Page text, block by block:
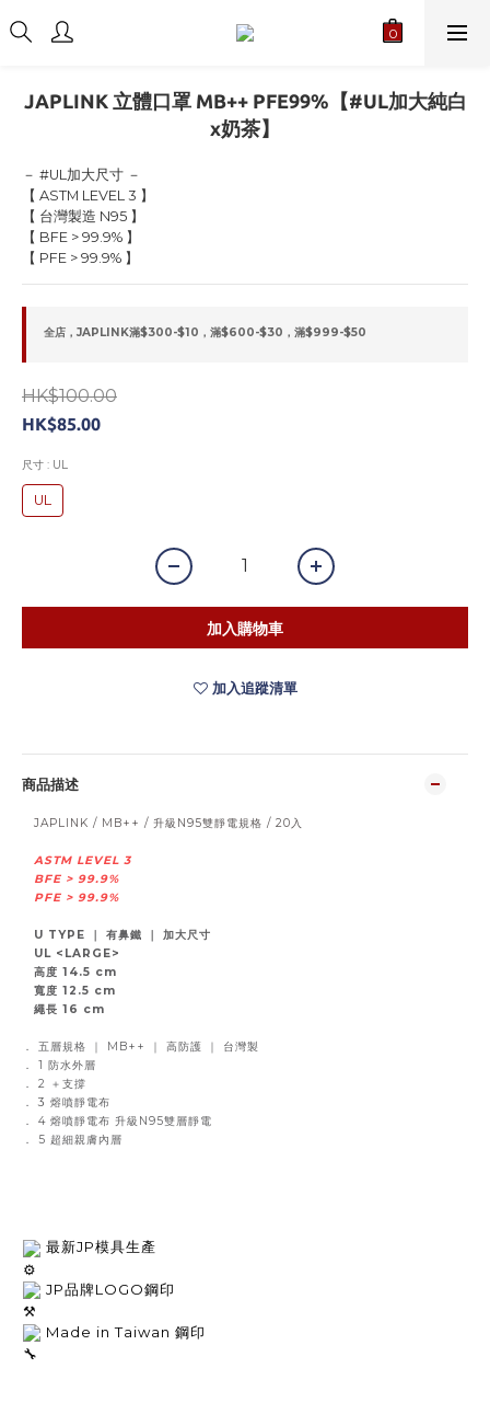
JAPLINK 立體口罩 MB++ PFE99%【#UL加大純白
x奶茶】
－ #UL加大尺寸 －
【 ASTM LEVEL 3 】
【 台灣製造 N95 】
【 BFE > 99.9% 】
【 PFE > 99.9% 】
全店，JAPLINK滿$300-$10，滿$600-$30，滿$999-$50
HK$100.00
HK$85.00
尺寸 : UL
UL
加入購物車
加入追蹤清單
商品描述
JAPLINK / MB++ / 升級N95雙靜電規格 / 20入
ASTM LEVEL 3
BFE > 99.9%
PFE > 99.9%
U TYPE ｜ 有鼻鐵 ｜ 加大尺寸
UL <LARGE>
高度 14.5 cm
寬度 12.5 cm
繩長 16 cm
． 五層規格 ｜ MB++ ｜ 高防護 ｜ 台灣製
． 1 防水外層
． 2 ＋支撐
． 3 熔噴靜電布
． 4 熔噴靜電布 升級N95雙層靜電
． 5 超細親膚內層
最新JP模具生產
JP品牌LOGO鋼印
Made in Taiwan 鋼印